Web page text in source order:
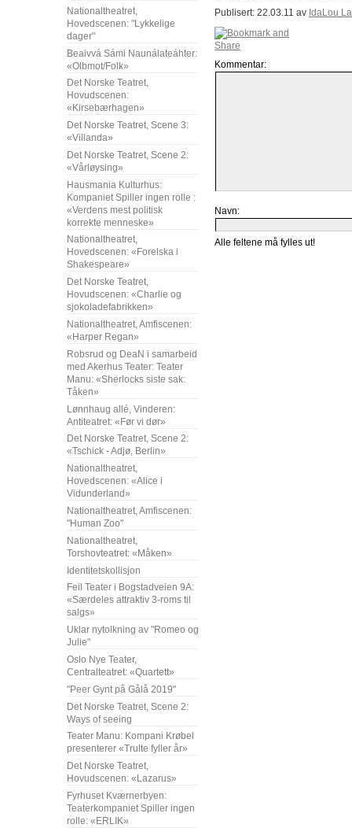
Nationaltheatret,
Hovedscenen: "Lykkelige
dager"
Beaivvá Sámi Naunálateáhter:
«Olbmot/Folk»
Det Norske Teatret,
Hovudscenen:
«Kirsebærhagen»
Det Norske Teatret, Scene 3:
«Villanda»
Det Norske Teatret, Scene 2:
«Vårløysing»
Hausmania Kulturhus:
Kompaniet Spiller ingen rolle :
«Verdens mest politisk
korrekte menneske»
Nationaltheatret,
Hovedscenen: «Forelska i
Shakespeare»
Det Norske Teatret,
Hovudscenen: «Charlie og
sjokoladefabrikken»
Nationaltheatret, Amfiscenen:
«Harper Regan»
Robsrud og DeaN i samarbeid
med Akerhus Teater: Teater
Manu: «Sherlocks siste sak:
Tåken»
Lønnhaug allé, Vinderen:
Antiteatret: «Før vi dør»
Det Norske Teatret, Scene 2:
«Tschick - Adjø, Berlin»
Nationaltheatret,
Hovedscenen: «Alice i
Vidunderland»
Nationaltheatret, Amfiscenen:
"Human Zoo"
Nationaltheatret,
Torshovteatret: «Måken»
Identitetskollisjon
Feil Teater i Bogstadveien 9A:
«Særdeles attraktiv 3-roms til
salgs»
Uklar nytolkning av "Romeo og
Julie"
Oslo Nye Teater,
Centralteatret: «Quartett»
"Peer Gynt på Gålå 2019"
Det Norske Teatret, Scene 2:
Ways of seeing
Teater Manu: Kompani Krøbel
presenterer «Trulte fyller år»
Det Norske Teatret,
Hovudscenen: «Lazarus»
Fyrhuset Kværnerbyen:
Teaterkompaniet Spiller ingen
rolle: «ERLIK»
Publisert: 22.03.11 av IdaLou
Kommentar:
Navn:
Alle feltene må fylles ut!